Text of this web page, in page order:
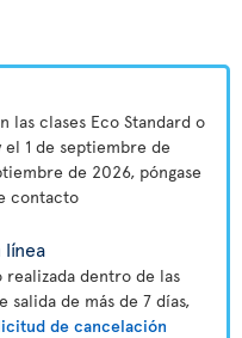
las clases Eco Standard o
1 de septiembre de
de 2026, póngase
contacto
realizada dentro de las
salida de más de 7 días,
de cancelación